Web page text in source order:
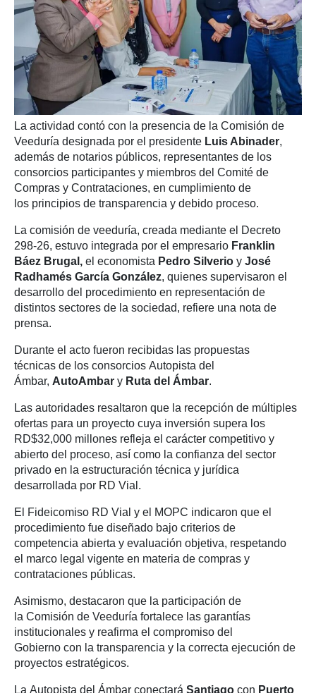
La actividad contó con la presencia de la Comisión de
Veeduría designada por el presidente Luis Abinader,
además de notarios públicos, representantes de los
consorcios participantes y miembros del Comité de
Compras y Contrataciones, en cumplimiento de
los principios de transparencia y debido proceso.
La comisión de veeduría, creada mediante el Decreto
298-26, estuvo integrada por el empresario Franklin
Báez Brugal, el economista Pedro Silverio y José
Radhamés García González, quienes supervisaron el
desarrollo del procedimiento en representación de
distintos sectores de la sociedad, refiere una nota de
prensa.
Durante el acto fueron recibidas las propuestas
técnicas de los consorcios Autopista del
Ámbar, AutoAmbar y Ruta del Ámbar.
Las autoridades resaltaron que la recepción de múltiples
ofertas para un proyecto cuya inversión supera los
RD$32,000 millones refleja el carácter competitivo y
abierto del proceso, así como la confianza del sector
privado en la estructuración técnica y jurídica
desarrollada por RD Vial.
El Fideicomiso RD Vial y el MOPC indicaron que el
procedimiento fue diseñado bajo criterios de
competencia abierta y evaluación objetiva, respetando
el marco legal vigente en materia de compras y
contrataciones públicas.
Asimismo, destacaron que la participación de
la Comisión de Veeduría fortalece las garantías
institucionales y reafirma el compromiso del
Gobierno con la transparencia y la correcta ejecución de
proyectos estratégicos.
La Autopista del Ámbar conectará Santiago con Puerto